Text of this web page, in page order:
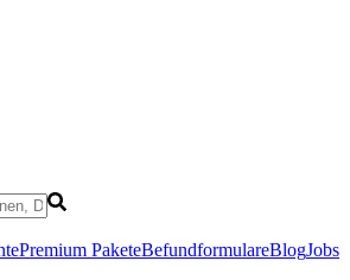
Premium PaketeBefundformulareBlogJobs